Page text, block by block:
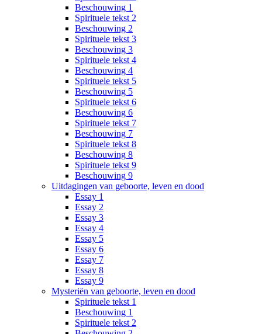
Beschouwing 1
Spirituele tekst 2
Beschouwing 2
Spirituele tekst 3
Beschouwing 3
Spirituele tekst 4
Beschouwing 4
Spirituele tekst 5
Beschouwing 5
Spirituele tekst 6
Beschouwing 6
Spirituele tekst 7
Beschouwing 7
Spirituele tekst 8
Beschouwing 8
Spirituele tekst 9
Beschouwing 9
Uitdagingen van geboorte, leven en dood
Essay 1
Essay 2
Essay 3
Essay 4
Essay 5
Essay 6
Essay 7
Essay 8
Essay 9
Mysteriën van geboorte, leven en dood
Spirituele tekst 1
Beschouwing 1
Spirituele tekst 2